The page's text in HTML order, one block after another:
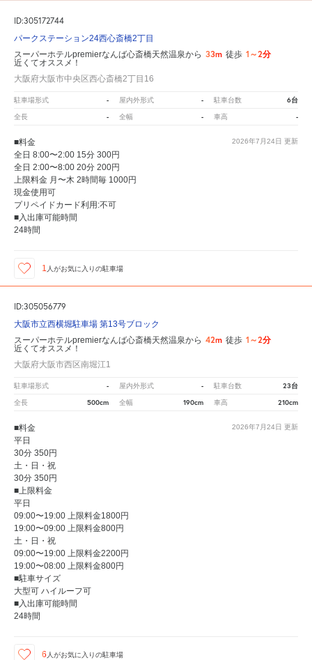
ID:305172744
パークステーション24西心斎橋2丁目
スーパーホテルpremierなんば心斎橋天然温泉から 33m 徒歩 1～2分
近くてオススメ！
大阪府大阪市中央区西心斎橋2丁目16
駐車場形式 - 屋内外形式 - 駐車台数 6台
全長 - 全幅 - 車高 -
2026年7月24日 更新
■料金
全日 8:00〜2:00 15分 300円
全日 2:00〜8:00 20分 200円
上限料金 月〜木 2時間毎 1000円
現金使用可
プリペイドカード利用:不可
■入出庫可能時間
24時間
1 人がお気に入りの駐車場
ID:305056779
大阪市立西横堀駐車場 第13号ブロック
スーパーホテルpremierなんば心斎橋天然温泉から 42m 徒歩 1～2分
近くてオススメ！
大阪府大阪市西区南堀江1
駐車場形式 - 屋内外形式 - 駐車台数 23台
全長 500cm 全幅 190cm 車高 210cm
2026年7月24日 更新
■料金
平日
30分 350円
土・日・祝
30分 350円
■上限料金
平日
09:00〜19:00 上限料金1800円
19:00〜09:00 上限料金800円
土・日・祝
09:00〜19:00 上限料金2200円
19:00〜08:00 上限料金800円
■駐車サイズ
大型可 ハイルーフ可
■入出庫可能時間
24時間
6 人がお気に入りの駐車場